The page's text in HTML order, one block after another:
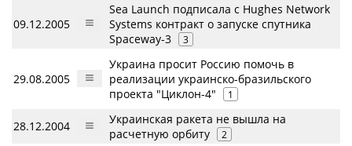
09.12.2005
Sea Launch подписала с Hughes Network
Systems контракт о запуске спутника
Spaceway-3
3
29.08.2005
Украина просит Россию помочь в
реализации украинско-бразильского
проекта "Циклон-4"
1
28.12.2004
Украинская ракета не вышла на
расчетную орбиту
2